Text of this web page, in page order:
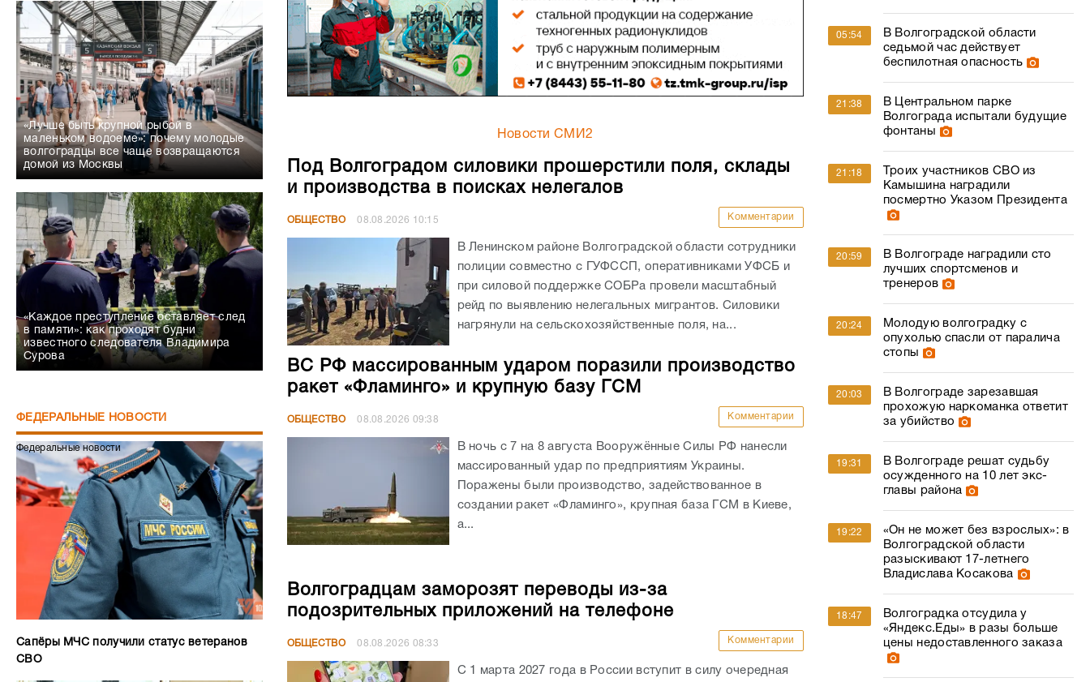
«Лучше быть крупной рыбой в
маленьком водоеме»: почему молодые
волгоградцы все чаще возвращаются
домой из Москвы
«Каждое преступление оставляет след
в памяти»: как проходят будни
известного следователя Владимира
Сурова
ФЕДЕРАЛЬНЫЕ НОВОСТИ
Федеральные новости
Сапёры МЧС получили статус ветеранов
СВО
Новости СМИ2
Под Волгоградом силовики прошерстили поля, склады
и производства в поисках нелегалов
ОБЩЕСТВО 08.08.2026 10:15 Комментарии
В Ленинском районе Волгоградской области сотрудники
полиции совместно с ГУФССП, оперативниками УФСБ и
при силовой поддержке СОБРа провели масштабный
рейд по выявлению нелегальных мигрантов. Силовики
нагрянули на сельскохозяйственные поля, на...
ВС РФ массированным ударом поразили производство
ракет «Фламинго» и крупную базу ГСМ
ОБЩЕСТВО 08.08.2026 09:38 Комментарии
В ночь с 7 на 8 августа Вооружённые Силы РФ нанесли
массированный удар по предприятиям Украины.
Поражены были производство, задействованное в
создании ракет «Фламинго», крупная база ГСМ в Киеве,
а...
Волгоградцам заморозят переводы из-за
подозрительных приложений на телефоне
ОБЩЕСТВО 08.08.2026 08:33 Комментарии
С 1 марта 2027 года в России вступит в силу очередная
05:54
В Волгоградской области
седьмой час действует
беспилотная опасность
21:38
В Центральном парке
Волгограда испытали будущие
фонтаны
21:18
Троих участников СВО из
Камышина наградили
посмертно Указом Президента
20:59
В Волгограде наградили сто
лучших спортсменов и
тренеров
20:24
Молодую волгоградку с
опухолью спасли от паралича
стопы
20:03
В Волгограде зарезавшая
прохожую наркоманка ответит
за убийство
19:31
В Волгограде решат судьбу
осужденного на 10 лет экс-
главы района
19:22
«Он не может без взрослых»: в
Волгоградской области
разыскивают 17-летнего
Владислава Косакова
18:47
Волгоградка отсудила у
«Яндекс.Еды» в разы больше
цены недоставленного заказа